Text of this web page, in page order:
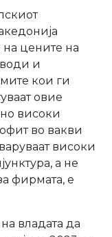
на цените на
и
кои ги
овие
високи
во вакви
високи
а не
фирмата, е
владата да